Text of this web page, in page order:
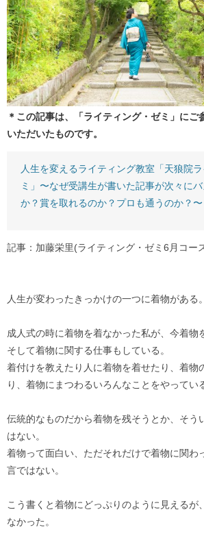
＊この記事は、「ライティング・ゼミ」にご
いただいたものです。
人生を変えるライティング教室「天狼院
ミ」〜なぜ受講生が書いた記事が次々に
か？賞を取れるのか？プロも通うのか？〜
記事：加藤栄里(ライティング・ゼミ6月コー
人生が変わったきっかけの一つに着物がある。
成人式の時に着物を着なかった私が、今着物
そして着物に関する仕事もしている。
着付けを教えたり人に着物を着せたり、着物
り、着物にまつわるいろんなことをやってい
伝統的なものだから着物を残そうとか、そう
はない。
着物って面白い、ただそれだけで着物に関わ
言ではない。
こう書くと着物にどっぷりのように見えるが
なかった。